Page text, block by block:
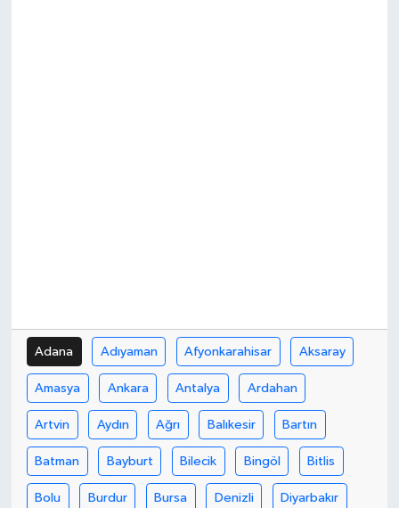
Adana Adıyaman Afyonkarahisar Aksaray
Amasya Ankara Antalya Ardahan
Artvin Aydın Ağrı Balıkesir Bartın
Batman Bayburt Bilecik Bingöl Bitlis
Bolu Burdur Bursa Denizli Diyarbakır